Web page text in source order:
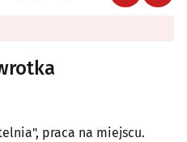
praca na miejscu.